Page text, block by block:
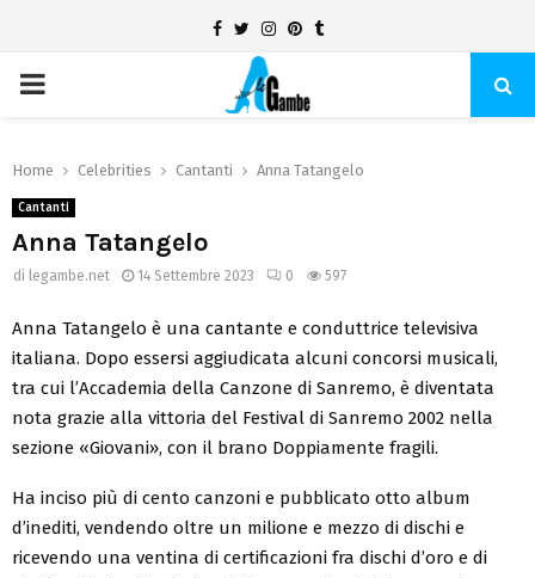
Facebook
TwitterInstagram
Pinterest
Tumblr
PRIMARY
Home Celebrities Cantanti Anna Tatangelo
Cantanti
Anna Tatangelo
di legambe.net 14 Settembre 2023 0 597
Anna Tatangelo è una cantante e conduttrice televisiva
italiana. Dopo essersi aggiudicata alcuni concorsi musicali,
tra cui l’Accademia della Canzone di Sanremo, è diventata
nota grazie alla vittoria del Festival di Sanremo 2002 nella
sezione «Giovani», con il brano Doppiamente fragili.
Ha inciso più di cento canzoni e pubblicato otto album
d’inediti, vendendo oltre un milione e mezzo di dischi e
ricevendo una ventina di certificazioni fra dischi d’oro e di